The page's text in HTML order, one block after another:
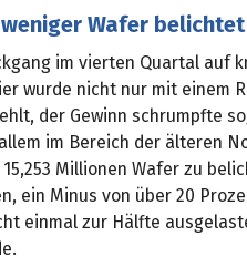
Wafer belichtet
im vierten Quartal auf
wurde nicht nur mit einem
der Gewinn schrumpfte
im Bereich der älteren
Millionen Wafer zu
ein Minus von über 20
einmal zur Hälfte